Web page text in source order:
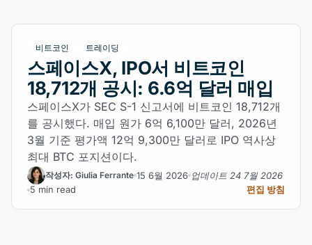
비트코인 트레이딩
스페이스X, IPO서 비트코인
18,712개 공시: 6.6억 달러 매입
스페이스X가 SEC S-1 신고서에 비트코인 18,712개
를 공시했다. 매입 원가 6억 6,100만 달러, 2026년
3월 기준 평가액 12억 9,300만 달러로 IPO 역사상
최대 BTC 포지션이다.
작성자: Giulia Ferrante 15 6월 2026 업데이트 24 7월 2026
5 min read
편집 방침